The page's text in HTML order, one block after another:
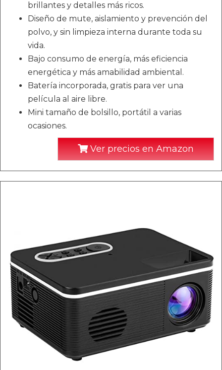
brillantes y detalles más ricos.
Diseño de mute, aislamiento y prevención del
polvo, y sin limpieza interna durante toda su
vida.
Bajo consumo de energía, más eficiencia
energética y más amabilidad ambiental.
Batería incorporada, gratis para ver una
película al aire libre.
Mini tamaño de bolsillo, portátil a varias
ocasiones.
Ver precios en Amazon